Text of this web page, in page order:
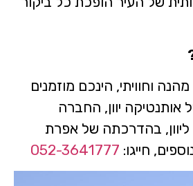
וחוויתי, הינכם מוזמנים
יוון, החברה
ליוון, בהדרכתה של אפרת
חייגו: 052-3641777